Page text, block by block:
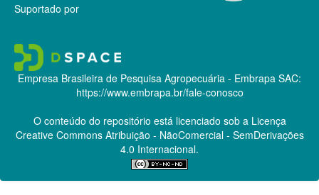
Suportado por
Empresa Brasileira de Pesquisa Agropecuária - Embrapa SAC:
https://www.embrapa.br/fale-conosco
O conteúdo do repositório está licenciado sob a Licença
Creative CommonsAtribuição - NãoComercial - SemDerivações
4.0 Internacional.